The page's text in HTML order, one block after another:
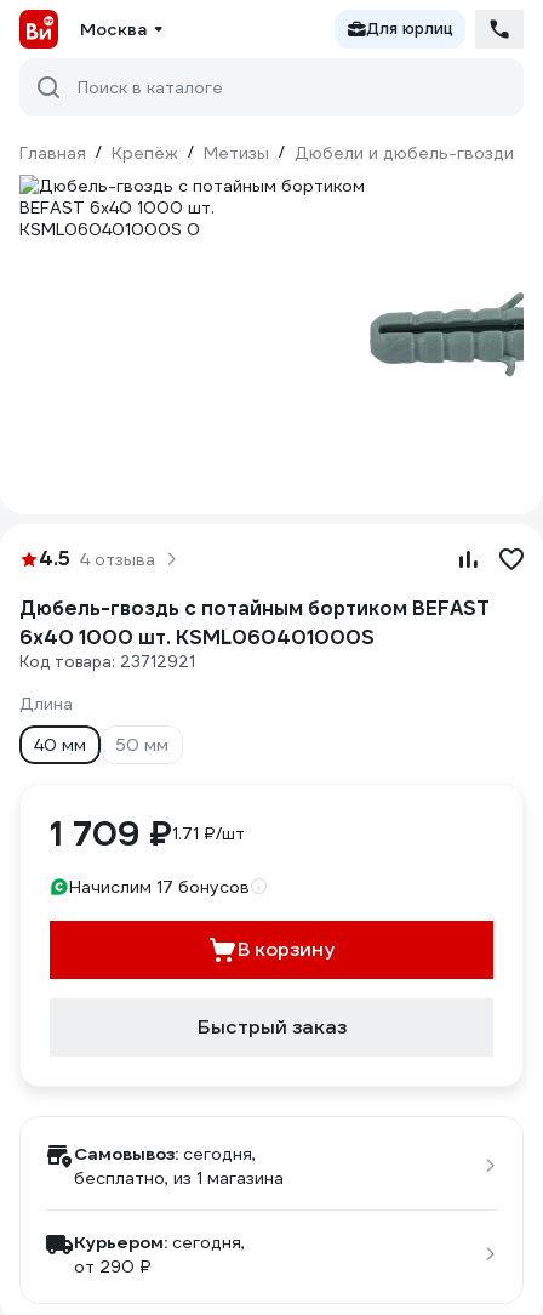
Москва Для юрлиц
Поиск в каталоге
Главная / Крепёж / Метизы / Дюбели и дюбель-гвозди
4.5 4 отзыва
Дюбель-гвоздь с потайным бортиком BEFAST
6x40 1000 шт. KSML060401000S
Код товара: 23712921
Длина
40 мм
50 мм
1 709 ₽1.71 ₽/шт
Начислим 17 бонусов
В корзину
Быстрый заказ
Самовывоз: сегодня,
бесплатно, из 1 магазина
Курьером: сегодня,
от 290 ₽